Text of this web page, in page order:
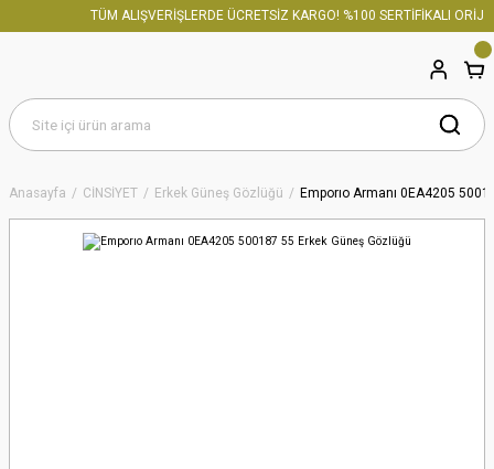
TÜM ALIŞVERİŞLERDE ÜCRETSİZ KARGO! %100 SERTİFİKALI
Anasayfa CİNSİYET Erkek Güneş Gözlüğü Emporıo Armanı 0EA4205